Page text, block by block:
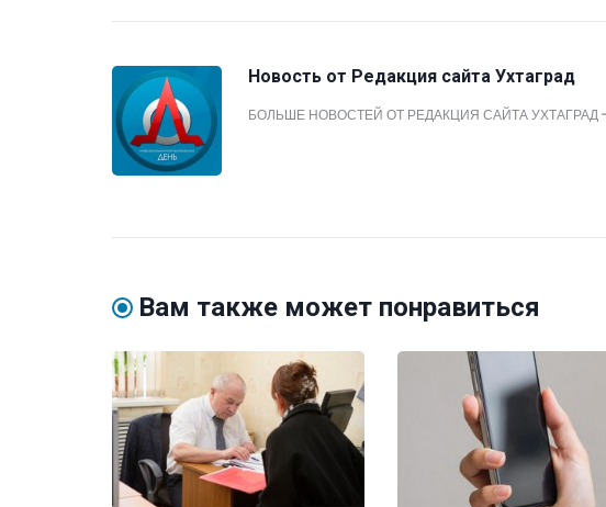
Новость от Редакция сайта Ухтаград
БОЛЬШЕ НОВОСТЕЙ ОТ РЕДАКЦИЯ САЙТА УХТАГРАД
Вам также может понравиться